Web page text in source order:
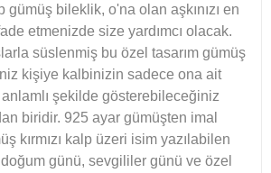
gümüş bileklik, o'na olan aşkınızı en
etmenizde size yardımcı olacak.
süslenmiş bu özel tasarım gümüş
kişiye kalbinizin sadece ona ait
şekilde gösterebileceğiniz
biridir. 925 ayar gümüşten imal
kırmızı kalp üzeri isim yazılabilen
günü, sevgililer günü ve özel